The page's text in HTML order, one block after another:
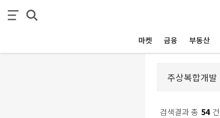
마켓 금융 부동산
검색결과 총 54 건